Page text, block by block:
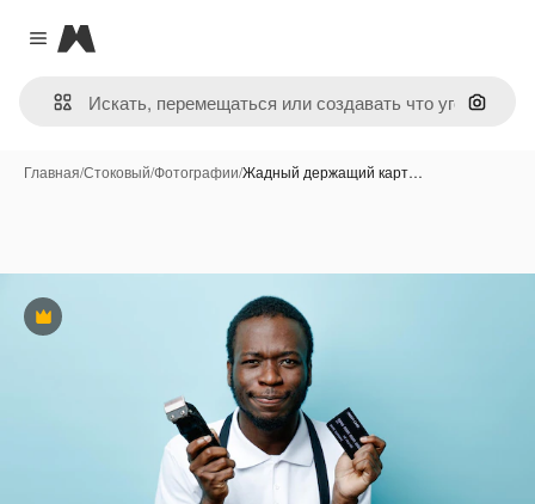
Close menu
Magnific
Поиск
Главная/Стоковый/Фотографии/Жадный держащий карт…
Премиум